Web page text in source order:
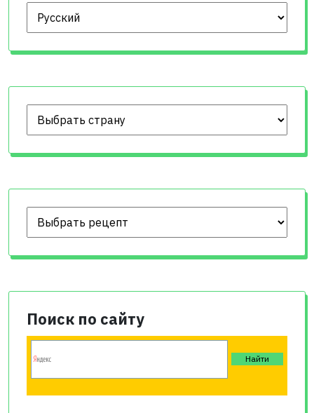
Выберите язык
Поиск по сайту